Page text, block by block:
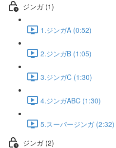
ジンガ (1)
1.ジンガA (0:52)
2.ジンガB (1:05)
3.ジンガC (1:30)
4.ジンガABC (1:30)
5.スーパージンガ (2:32)
ジンガ (2)